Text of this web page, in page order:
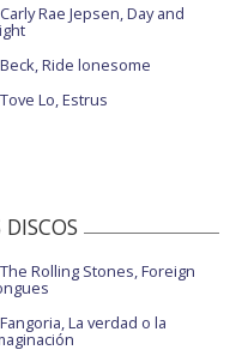
Carly Rae Jepsen, Day and
Beck, Ride lonesome
Tove Lo, Estrus
The Rolling Stones, Foreign
Fangoria, La verdad o la